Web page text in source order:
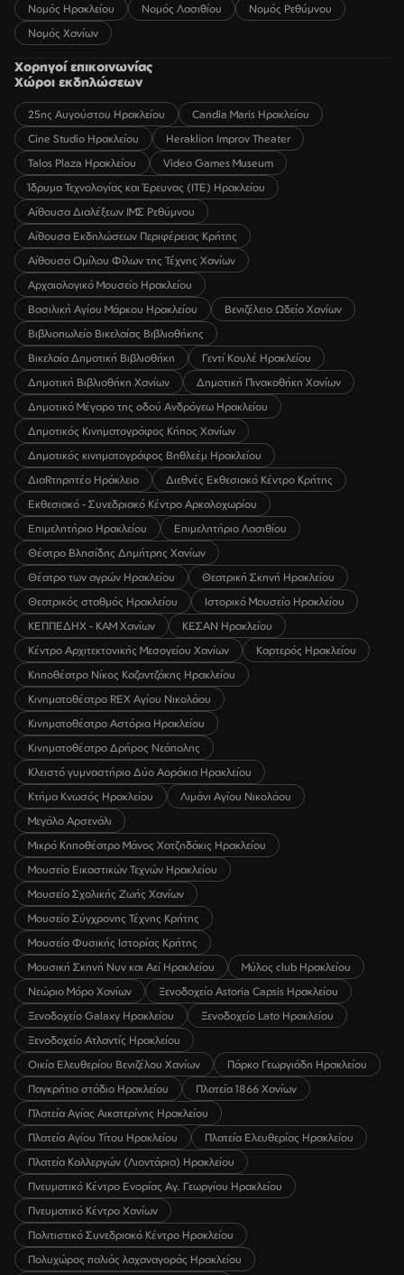
Νομός Ηρακλείου Νομός Λασιθίου
Νομός Ρεθύμνου
Νομός Χανίων
Χορηγοί επικοινωνίας
Χώροι εκδηλώσεων
25ης Αυγούστου Ηρακλείου
Candia Maris Ηρακλείου
Cine Studio Ηρακλείου
Heraklion Improv Theater
Talos Plaza Ηρακλείου
Video Games Museum
Ίδρυμα Τεχνολογίας και Έρευνας (ΙΤΕ) Ηρακλείου
Αίθουσα Διαλέξεων ΙΜΣ Ρεθύμνου
Αίθουσα Εκδηλώσεων Περιφέρειας Κρήτης
Αίθουσα Ομίλου Φίλων της Τέχνης Χανίων
Αρχαιολογικό Μουσείο Ηρακλείου
Βασιλική Αγίου Μάρκου Ηρακλείου
Βενιζέλειο Ωδείο Χανίων
Βιβλιοπωλείο Βικελαίας Βιβλιοθήκης
Βικελαία Δημοτική Βιβλιοθήκη
Γεντί Κουλέ Ηρακλείου
Δημοτική Βιβλιοθήκη Χανίων
Δημοτική Πινακοθήκη Χανίων
Δημοτικό Μέγαρο της οδού Ανδρόγεω Ηρακλείου
Δημοτικός Κινηματογράφος Κήπος Χανίων
Δημοτικός κινηματογράφος Βηθλεέμ Ηρακλείου
ΔιαRτηρητέο Ηράκλειο
Διεθνές Εκθεσιακό Κέντρο Κρήτης
Εκθεσιακό - Συνεδριακό Κέντρο Αρκαλοχωρίου
Επιμελητήριο Ηρακλείου
Επιμελητήριο Λασιθίου
Θέατρο Βλησίδης Δημήτρης Χανίων
Θέατρο των αγρών Ηρακλείου
Θεατρική Σκηνή Ηρακλείου
Θεατρικός σταθμός Ηρακλείου
Ιστορικό Μουσείο Ηρακλείου
ΚΕΠΠΕΔΗΧ - ΚΑΜ Χανίων
ΚΕΣΑΝ Ηρακλείου
Κέντρο Αρχιτεκτονικής Μεσογείου Χανίων
Καρτερός Ηρακλείου
Κηποθέατρο Νίκος Καζαντζάκης Ηρακλείου
Κινηματοθέατρο REX Αγίου Νικολάου
Κινηματοθέατρο Αστόρια Ηρακλείου
Κινηματοθέατρο Δρήρος Νεάπολης
Κλειστό γυμναστήριο Δύο Αοράκια Ηρακλείου
Κτήμα Κνωσός Ηρακλείου
Λιμάνι Αγίου Νικολάου
Μεγάλο Αρσενάλι
Μικρό Κηποθέατρο Μάνος Χατζηδάκις Ηρακλείου
Μουσείο Εικαστικών Τεχνών Ηρακλείου
Μουσείο Σχολικής Ζωής Χανίων
Μουσείο Σύγχρονης Τέχνης Κρήτης
Μουσείο Φυσικής Ιστορίας Κρήτης
Μουσική Σκηνή Νυν και Αεί Ηρακλείου
Μύλος club Ηρακλείου
Νεώριο Μόρο Χανίων
Ξενοδοχείο Astoria Capsis Ηρακλείου
Ξενοδοχείο Galaxy Ηρακλείου
Ξενοδοχείο Lato Ηρακλείου
Ξενοδοχείο Ατλαντίς Ηρακλείου
Οικία Ελευθερίου Βενιζέλου Χανίων
Πάρκο Γεωργιάδη Ηρακλείου
Παγκρήτιο στάδιο Ηρακλείου
Πλατεία 1866 Χανίων
Πλατεία Αγίας Αικατερίνης Ηρακλείου
Πλατεία Αγίου Τίτου Ηρακλείου
Πλατεία Ελευθερίας Ηρακλείου
Πλατεία Καλλεργών (Λιοντάρια) Ηρακλείου
Πνευματικό Κέντρο Ενορίας Αγ. Γεωργίου Ηρακλείου
Πνευματικό Κέντρο Χανίων
Πολιτιστικό Συνεδριακό Κέντρο Ηρακλείου
Πολυχώρος παλιάς λαχαναγοράς Ηρακλείου